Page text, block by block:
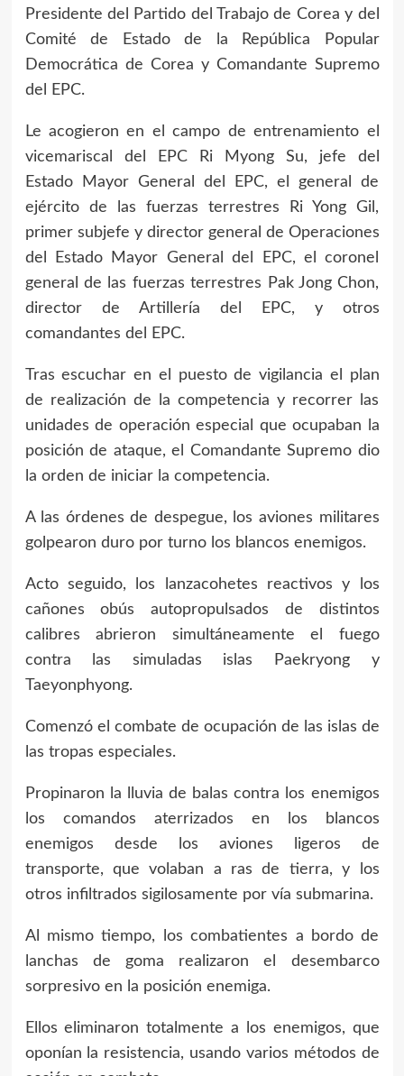
Presidente del Partido del Trabajo de Corea y del
Comité de Estado de la República Popular
Democrática de Corea y Comandante Supremo
del EPC.
Le acogieron en el campo de entrenamiento el
vicemariscal del EPC Ri Myong Su, jefe del
Estado Mayor General del EPC, el general de
ejército de las fuerzas terrestres Ri Yong Gil,
primer subjefe y director general de Operaciones
del Estado Mayor General del EPC, el coronel
general de las fuerzas terrestres Pak Jong Chon,
director de Artillería del EPC, y otros
comandantes del EPC.
Tras escuchar en el puesto de vigilancia el plan
de realización de la competencia y recorrer las
unidades de operación especial que ocupaban la
posición de ataque, el Comandante Supremo dio
la orden de iniciar la competencia.
A las órdenes de despegue, los aviones militares
golpearon duro por turno los blancos enemigos.
Acto seguido, los lanzacohetes reactivos y los
cañones obús autopropulsados de distintos
calibres abrieron simultáneamente el fuego
contra las simuladas islas Paekryong y
Taeyonphyong.
Comenzó el combate de ocupación de las islas de
las tropas especiales.
Propinaron la lluvia de balas contra los enemigos
los comandos aterrizados en los blancos
enemigos desde los aviones ligeros de
transporte, que volaban a ras de tierra, y los
otros infiltrados sigilosamente por vía submarina.
Al mismo tiempo, los combatientes a bordo de
lanchas de goma realizaron el desembarco
sorpresivo en la posición enemiga.
Ellos eliminaron totalmente a los enemigos, que
oponían la resistencia, usando varios métodos de